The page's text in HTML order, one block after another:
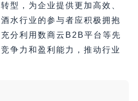
型，为企业提供更加高效、
水行业的参与者应积极拥抱
分利用数商云B2B平台等先
争力和盈利能力，推动行业